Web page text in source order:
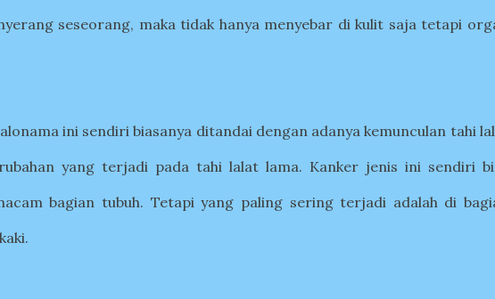
seseorang, maka tidak hanya menyebar di kulit saja tetapi
ini sendiri biasanya ditandai dengan adanya kemunculan tahi
yang terjadi pada tahi lalat lama. Kanker jenis ini sendiri
bagian tubuh. Tetapi yang paling sering terjadi adalah di